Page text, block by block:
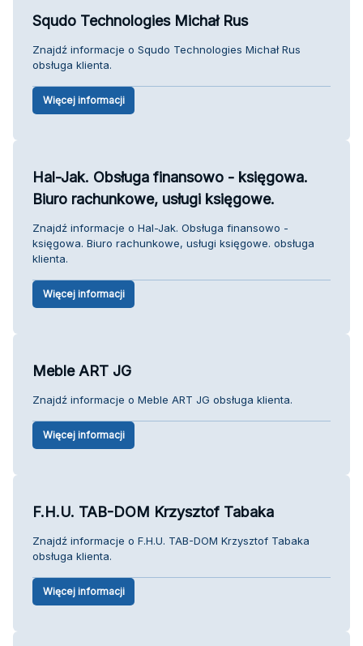
Squdo Technologies Michał Rus
Znajdź informacje o Squdo Technologies Michał Rus
obsługa klienta.
Więcej informacji
Hal-Jak. Obsługa finansowo - księgowa.
Biuro rachunkowe, usługi księgowe.
Znajdź informacje o Hal-Jak. Obsługa finansowo -
księgowa. Biuro rachunkowe, usługi księgowe. obsługa
klienta.
Więcej informacji
Meble ART JG
Znajdź informacje o Meble ART JG obsługa klienta.
Więcej informacji
F.H.U. TAB-DOM Krzysztof Tabaka
Znajdź informacje o F.H.U. TAB-DOM Krzysztof Tabaka
obsługa klienta.
Więcej informacji